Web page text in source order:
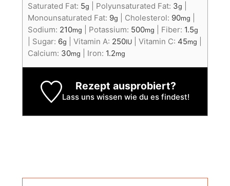
Saturated Fat: 5g Polyunsaturated Fat: 3g
Monounsaturated Fat: 9g Cholesterol: 90mg
Sodium: 210mg Potassium: 500mg Fiber: 1.5g
Sugar: 6g Vitamin A: 250IU| Vitamin C: 45mg
Calcium: 30mg Iron: 1.2mg
Rezept ausprobiert?
Lass uns wissen wie du es findest!